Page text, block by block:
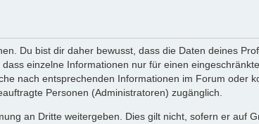
Du bist dir daher bewusst, dass die Daten deines
einzelne Informationen nur für einen
nach entsprechenden Informationen im Forum oder
Personen (Administratoren) zugänglich.
an Dritte weitergeben. Dies gilt nicht, sofern er auf